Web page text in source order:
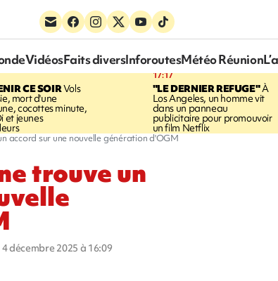
VidéosFaits diversInforoutesMétéo Réunion
CE SOIRVols
mort d'une
cocottes minute,
et jeunes
17:17
"LE DERNIER REFUGE"À
Los Angeles, un homme vit
dans un panneau
publicitaire pour promouvoir
un film Netflix
accord sur une nouvelle génération d'OGM
trouve un
décembre 2025 à 16:09